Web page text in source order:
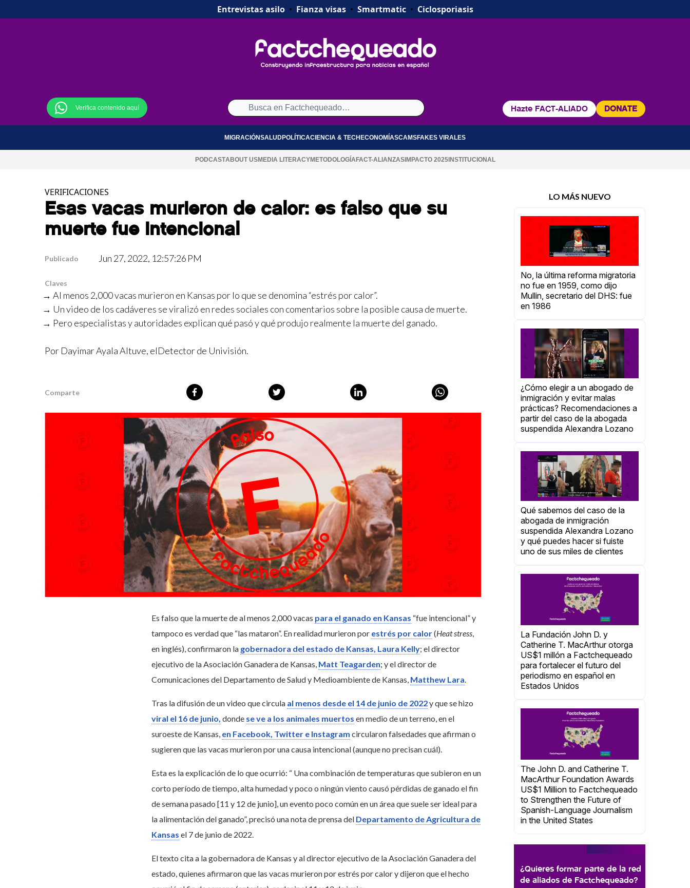
Entrevistas asilo• Fianza visas• Smartmatic• Ciclosporiasis
Verifica contenido aquí Hazte FACT-ALIADO DONATE
MIGRACIÓNSALUDPOLÍTICACIENCIA & TECH ECONOMÍASCAMSFAKES VIRALES
PODCASTABOUT USMEDIA LITERACYMETODOLOGÍA FACT-ALIANZASIMPACTO 2025INSTITUCIONAL
VERIFICACIONES
Esas vacas murieron de calor: es falso que su
muerte fue intencional
Publicado Jun 27, 2022, 12:57:26 PM
Claves
Al menos 2,000 vacas murieron en Kansas por lo que se denomina “estrés por calor”.
Un video de los cadáveres se viralizó en redes sociales con comentarios sobre la posible causa de muerte.
Pero especialistas y autoridades explican qué pasó y qué produjo realmente la muerte del ganado.
Por Dayimar Ayala Altuve, elDetector de Univisión.
Comparte
Es falso que la muerte de al menos 2,000 vacas para el ganado en Kansas “fue intencional” y
tampoco es verdad que “las mataron”. En realidad murieron por estrés por calor(Heat stress
en inglés), confirmaron la gobernadora del estado de Kansas, Laura Kelly; el director
ejecutivo de la Asociación Ganadera de Kansas, Matt Teagarden; y el director de
Comunicaciones del Departamento de Salud y Medioambiente de Kansas, Matthew Lara
Tras la difusión de un video que circula al menos desde el 14 de junio de 2022y que se hizo
viral el 16 de junio, donde se ve a los animales muertos en medio de un terreno, en el
suroeste de Kansas, en Facebook, Twitter e Instagram circularon falsedades que afirman o
sugieren que las vacas murieron por una causa intencional (aunque no precisan cuál).
Esta es la explicación de lo que ocurrió: “ Una combinación de temperaturas que subieron en un
corto período de tiempo, alta humedad y poco o ningún viento causó pérdidas de ganado el fin
de semana pasado [11 y 12 de junio], un evento poco común en un área que suele ser ideal para
la alimentación del ganado”, precisó una nota de prensa del Departamento de Agricultura de
Kansas el 7 de junio de 2022.
El texto cita a la gobernadora de Kansas y al director ejecutivo de la Asociación Ganadera del
estado, quienes afirmaron que las vacas murieron por estrés por calor y dijeron que el hecho
LO MÁS NUEVO
No, la última reforma migratoria
no fue en 1959, como dijo
Mullin, secretario del DHS: fue
en 1986
¿Cómo elegir a un abogado de
inmigración y evitar malas
prácticas? Recomendaciones a
partir del caso de la abogada
suspendida Alexandra Lozano
Qué sabemos del caso de la
abogada de inmigración
suspendida Alexandra Lozano
y qué puedes hacer si fuiste
uno de sus miles de clientes
La Fundación John D. y
Catherine T. MacArthur otorga
US$1 millón a Factchequeado
para fortalecer el futuro del
periodismo en español en
Estados Unidos
The John D. and Catherine T.
MacArthur Foundation Awards
US$1 Million to Factchequeado
to Strengthen the Future of
Spanish-Language Journalism
in the United States
¿Quieres formar parte de la red
de aliados de Factchequeado?